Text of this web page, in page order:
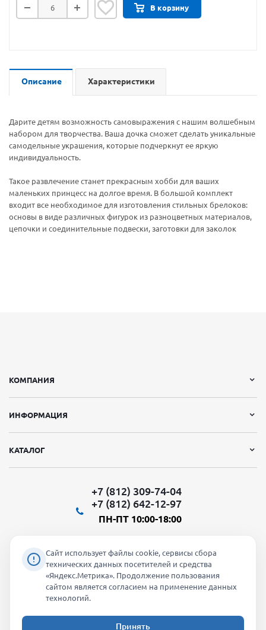
В корзину
Описание Характеристики
Дарите детям возможность самовыражения с нашим волшебным
набором для творчества. Ваша дочка сможет сделать уникальные
самодельные украшения, которые подчеркнут ее яркую
индивидуальность.
Такое развлечение станет прекрасным хобби для ваших
маленьких принцесс на долгое время. В большой комплект
входит все необходимое для изготовления стильных брелоков:
основы в виде различных фигурок из разноцветных материалов,
цепочки и соединительные подвески, заготовки для заколок
КОМПАНИЯ
ИНФОРМАЦИЯ
КАТАЛОГ
+7 (812) 309-74-04
+7 (812) 642-12-97
ПН-ПТ 10:00-18:00
Мы в социальных сетях:
Сайт использует файлы cookie, сервисы сбора
технических данных посетителей и средства
«Яндекс.Метрика». Продолжение пользования
сайтом является согласием на применение данных
технологий.
Принять